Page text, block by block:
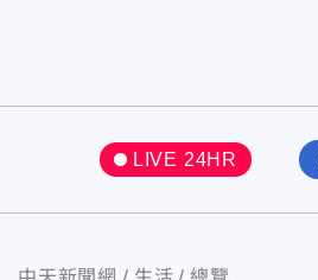
LIVE 24HR